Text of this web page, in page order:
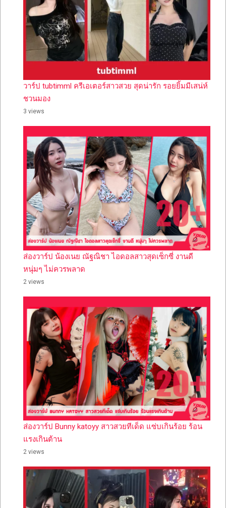
วาร์ป tubtimml ครีเอเตอร์สาวสวย สุดน่ารัก รอยยิ้มมีเสน่ห์
ชวนมอง
3 views
ส่องวาร์ป น้องเนย ณัฐณิชา ไอดอลสาวสุดเซ็กซี่ งานดี
หนุ่มๆ ไม่ควรพลาด
2 views
ส่องวาร์ป Bunny katoyy สาวสวยทีเด็ด แซ่บเกินร้อย ร้อน
แรงเกินต้าน
2 views